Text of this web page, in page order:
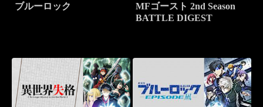
ブルーロック
MFゴースト 2nd Season
BATTLE DIGEST